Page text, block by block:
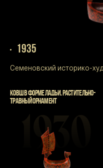
1935
Семеновский историко-
КОВШ В ФОРМЕ ЛАДЬИ. РАСТИТЕЛЬНО-
ТРАВНЫЙ ОРНАМЕНТ
1930